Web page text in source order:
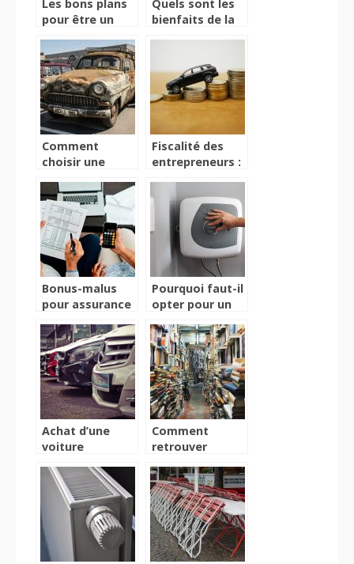
Les bons plans
pour être un
Quels sont les
bienfaits de la
Comment
choisir une
son premier
véhicule ?
Fiscalité des
entrepreneurs :
privilégier
l’achat d’une
voiture neuve ?
Bonus-malus
pour assurance
fonctionnement
et calcul
Pourquoi faut-il
opter pour un
électrique ?
Achat d’une
voiture
Quelles sont les
principales
procédures à
suivre ?
Comment
retrouver
bibliothèque en
France?